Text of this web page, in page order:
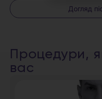
Догляд
Процедури,
вас